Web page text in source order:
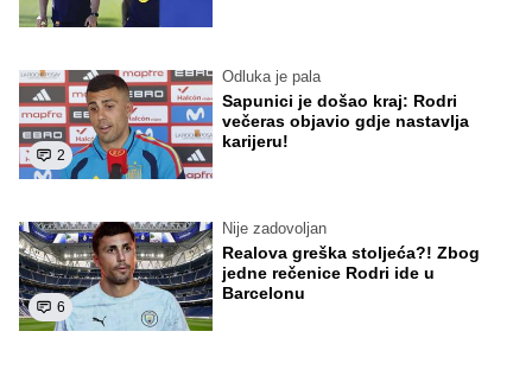
2
Odluka je pala
Sapunici je došao kraj: Rodri
večeras objavio gdje nastavlja
karijeru!
6
Nije zadovoljan
Realova greška stoljeća?! Zbog
jedne rečenice Rodri ide u
Barcelonu